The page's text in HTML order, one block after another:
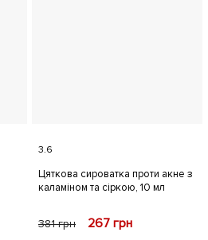
3.6
Цяткова сироватка проти акне з
каламіном та сіркою, 10 мл
381грн 267 грн